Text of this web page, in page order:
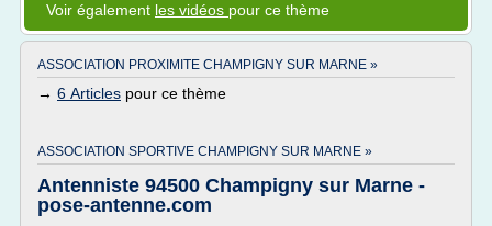
Voir également les vidéos pour ce thème
ASSOCIATION PROXIMITE CHAMPIGNY SUR MARNE »
→ 6 Articles pour ce thème
ASSOCIATION SPORTIVE CHAMPIGNY SUR MARNE »
Antenniste 94500 Champigny sur Marne -
pose-antenne.com